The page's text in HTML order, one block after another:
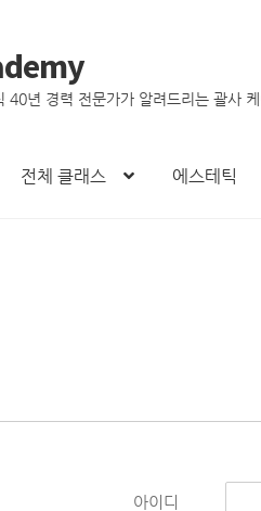
40년 경력 전문가가 알려드리는 괄사
전체 클래스 에스테틱
아이디